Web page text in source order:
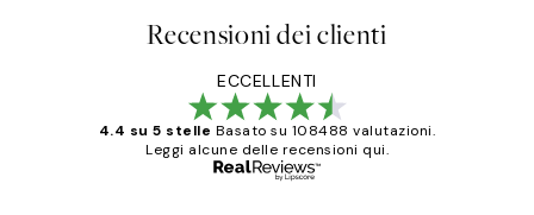
Recensioni dei clienti
ECCELLENTI
4.4 su 5 stelle Basato su 108488 valutazioni.
Leggi alcune delle recensioni qui.